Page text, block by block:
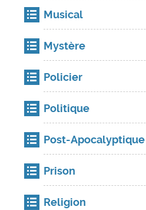
Musical
Mystère
Policier
Politique
Post-Apocalyptique
Prison
Religion